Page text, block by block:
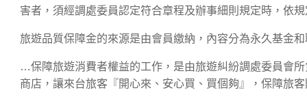
害者，須經調處委員認定符合章程及辦事細則規定時，依
旅遊品質保障金的來源是由會員繳納，內容分為永久基金
…保障旅遊消費者權益的工作，是由旅遊糾紛調處委員會
商店，讓來台旅客『開心來、安心買、買個夠』，保障旅